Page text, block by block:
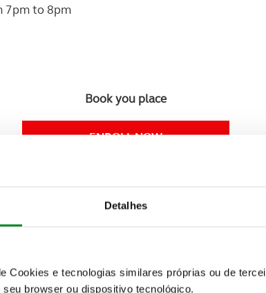
Detalhes
Cookies e tecnologias similares próprias ou de
browser ou dispositivo tecnológico.
7pm to 8pm
Book you place
ENROLL NOW
both in English and French and has a good